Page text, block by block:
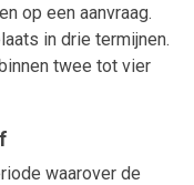
op een aanvraag.
in drie termijnen.
twee tot vier
waarover de